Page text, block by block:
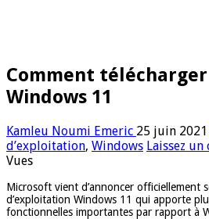
Comment
Windows 11
Kamleu Noumi Emeric 25 juin 2021
d’exploitation, Windows Laissez
Vues
Microsoft vient d’annoncer officiellement
d’exploitation Windows 11 qui apporte
fonctionnelles importantes par rapport à